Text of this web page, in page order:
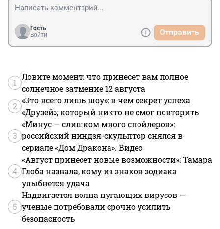
Гость
Войти
Отправить
1
Ловите момент: что принесет вам полное
солнечное затмение 12 августа
2
«Это всего лишь шоу»: в чем секрет успеха
«Друзей», который никто не смог повторить
3
«Минус — слишком много спойлеров»:
российский ниндзя-скульптор снялся в
сериале «Дом Дракона». Видео
4
«Август принесет новые возможности»: Тамара
Глоба назвала, кому из знаков зодиака
улыбнется удача
5
Надвигается волна пугающих вирусов —
ученые потребовали срочно усилить
безопасность